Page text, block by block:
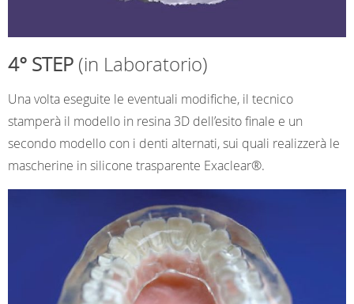
4° STEP (in Laboratorio)
Una volta eseguite le eventuali modifiche, il tecnico
stamperà il modello in resina 3D dell’esito finale e un
secondo modello con i denti alternati, sui quali realizzerà le
mascherine in silicone trasparente Exaclear®.